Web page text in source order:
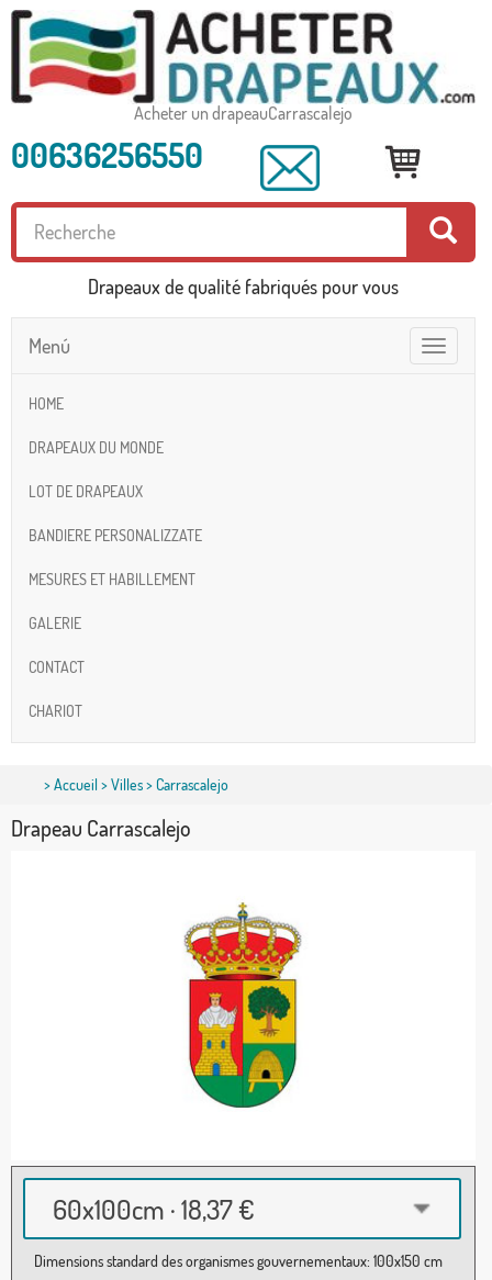
Acheter un drapeauCarrascalejo
00636256550
Drapeaux de qualité fabriqués pour vous
Toggle
navigation
Menú
HOME
DRAPEAUX DU MONDE
LOT DE DRAPEAUX
BANDIERE PERSONALIZZATE
MESURES ET HABILLEMENT
GALERIE
CONTACT
CHARIOT
>Accueil>Villes> Carrascalejo
Drapeau Carrascalejo
60x100cm · 18,37 €
Dimensions standard des organismes gouvernementaux: 100x150 cm